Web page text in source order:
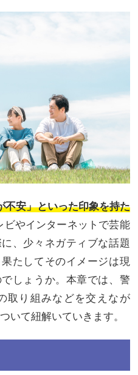
不安」といった印象を持た
ビやインターネットで芸能
、少々ネガティブな話題
たしてそのイメージは現
しょうか。本章では、警
取り組みなどを交えなが
いて紐解いていきます。